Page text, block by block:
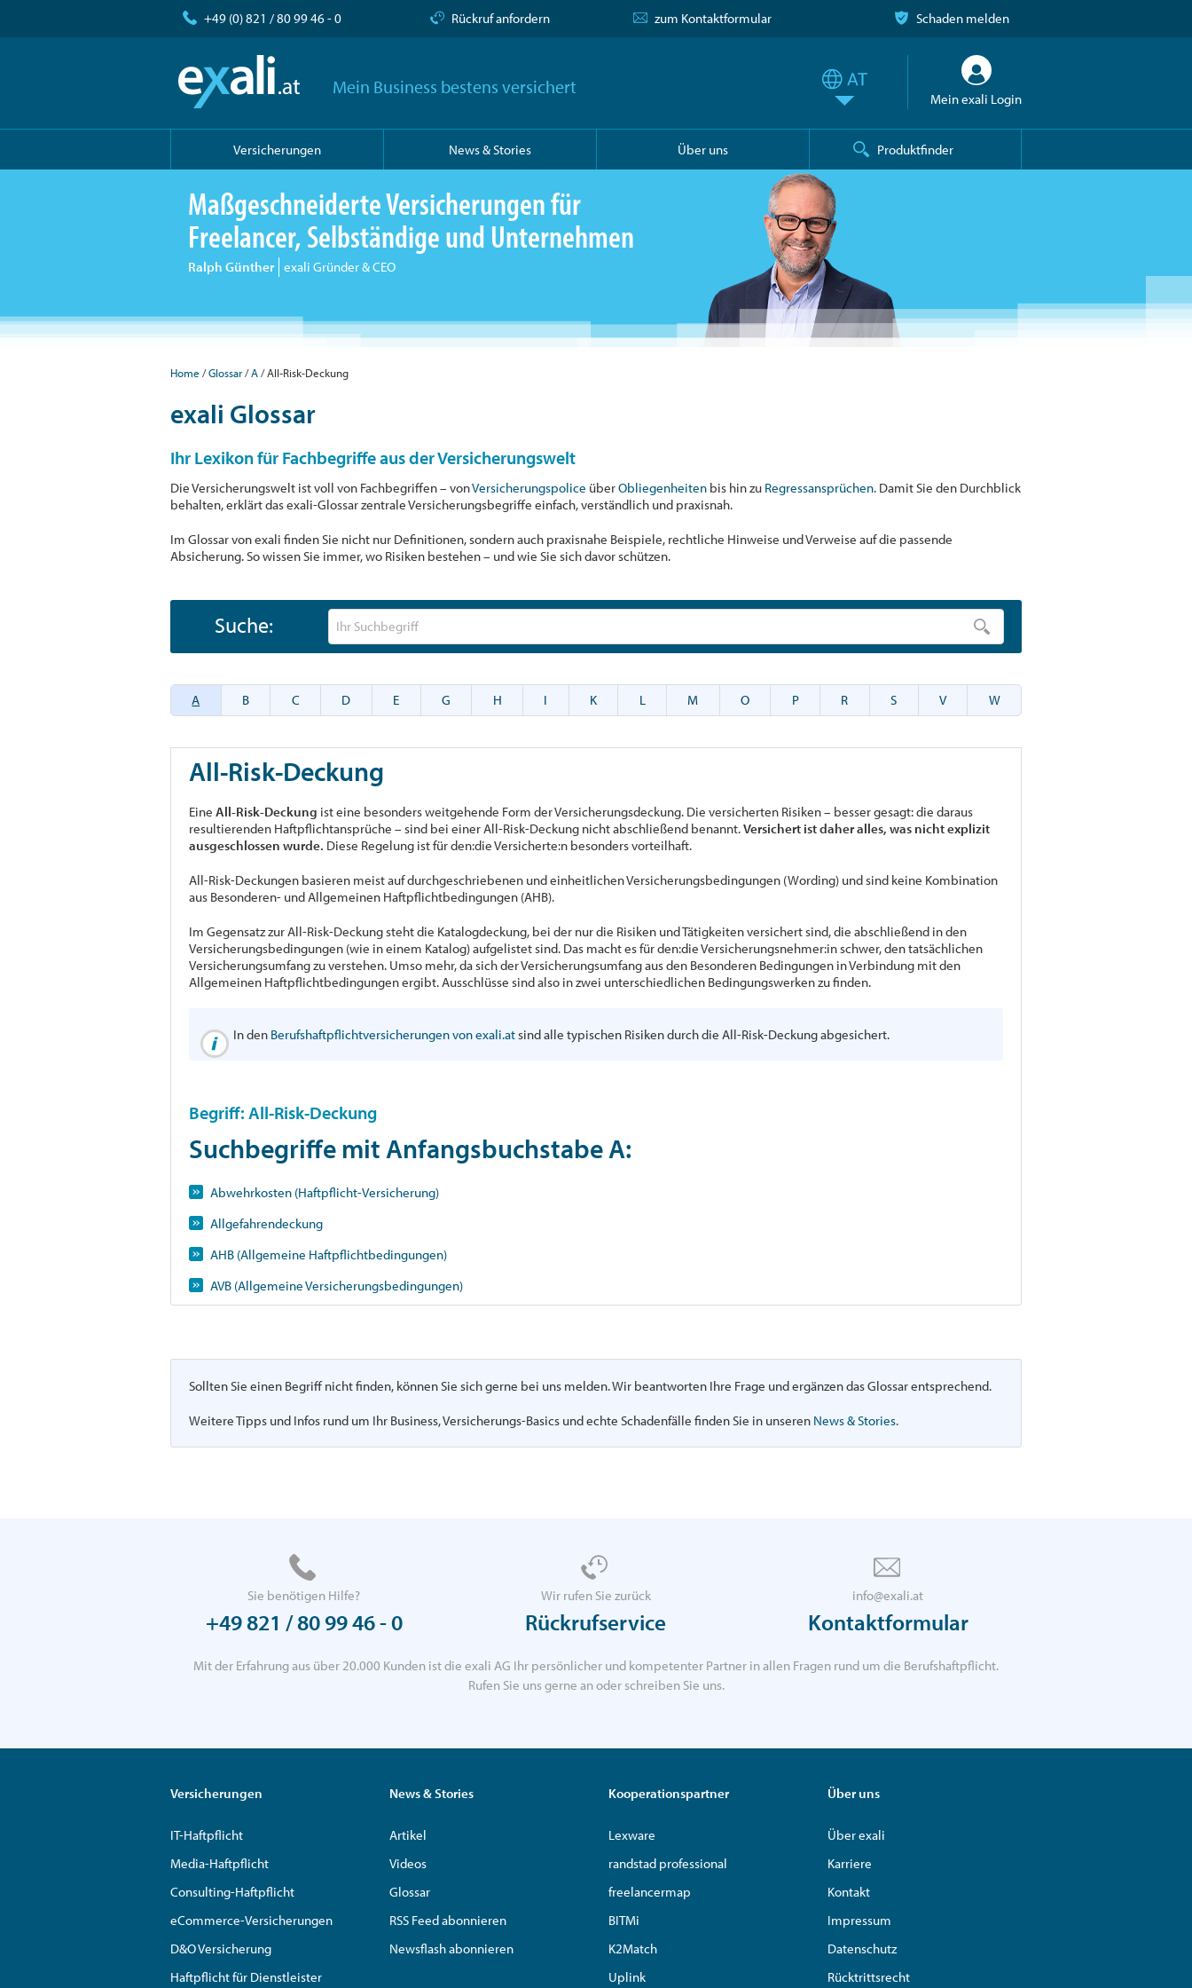
+49 (0) 821 / 80 99 46 - 0 Rückruf anfordern zum Kontaktformular Schaden melden
Mein Business bestens versichert
Mein exali Login
Versicherungen News & Stories Über uns Produktfinder
Maßgeschneiderte Versicherungen für
Freelancer, Selbständige und Unternehmen
Ralph Günther exali Gründer & CEO
Home Glossar A All-Risk-Deckung
exali Glossar
Ihr Lexikon für Fachbegriffe aus der Versicherungswelt
Die Versicherungswelt ist voll von Fachbegriffen – vonVersicherungspolice überObliegenheiten bis hin zu Regressansprüchen. Damit Sie den Durchblick
behalten, erklärt das exali-Glossar zentrale Versicherungsbegriffe einfach, verständlich und praxisnah.
Im Glossar von exali finden Sie nicht nur Definitionen, sondern auch praxisnahe Beispiele, rechtliche Hinweise und Verweise auf die passende
Absicherung. So wissen Sie immer, wo Risiken bestehen – und wie Sie sich davor schützen.
Suche:
A B C D E G H I K L M O P R S V W
All-Risk-Deckung
Eine All-Risk-Deckung ist eine besonders weitgehende Form der Versicherungsdeckung. Die versicherten Risiken – besser gesagt: die daraus
resultierenden Haftpflichtansprüche – sind bei einer All-Risk-Deckung nicht abschließend benannt.Versichert ist daher alles, was nicht explizit
ausgeschlossen wurde. Diese Regelung ist für den:die Versicherte:n besonders vorteilhaft.
All-Risk-Deckungen basieren meist auf durchgeschriebenen und einheitlichen Versicherungsbedingungen (Wording) und sind keine Kombination
aus Besonderen- und Allgemeinen Haftpflichtbedingungen (AHB).
Im Gegensatz zur All-Risk-Deckung steht die Katalogdeckung, bei der nur die Risiken und Tätigkeiten versichert sind, die abschließend in den
Versicherungsbedingungen (wie in einem Katalog) aufgelistet sind. Das macht es für den:die Versicherungsnehmer:in schwer, den tatsächlichen
Versicherungsumfang zu verstehen. Umso mehr, da sich der Versicherungsumfang aus den Besonderen Bedingungen in Verbindung mit den
Allgemeinen Haftpflichtbedingungen ergibt. Ausschlüsse sind also in zwei unterschiedlichen Bedingungswerken zu finden.
In den Berufshaftpflichtversicherungen von exali.at sind alle typischen Risiken durch die All-Risk-Deckung abgesichert.
Begriff: All-Risk-Deckung
Suchbegriffe mit AnfangsbuchstabeA:
Abwehrkosten (Haftpflicht-Versicherung)
Allgefahrendeckung
AHB (Allgemeine Haftpflichtbedingungen)
AVB (Allgemeine Versicherungsbedingungen)
Sollten Sie einen Begriff nicht finden, können Sie sich gerne bei uns melden. Wir beantworten Ihre Frage und ergänzen das Glossar entsprechend.
Weitere Tipps und Infos rund um Ihr Business, Versicherungs-Basics und echte Schadenfälle finden Sie in unseren News & Stories.
Sie benötigen Hilfe?
+49 821 / 80 99 46 - 0
Wir rufen Sie zurück
Rückrufservice
info@exali.at
Kontaktformular
Mit der Erfahrung aus über 20.000 Kunden ist die exali AG Ihr persönlicher und kompetenter Partner in allen Fragen rund um die Berufshaftpflicht.
Rufen Sie uns gerne an oder schreiben Sie uns.
Versicherungen
IT-Haftpflicht
Media-Haftpflicht
Consulting-Haftpflicht
eCommerce-Versicherungen
D&O Versicherung
Haftpflicht für Dienstleister
News & Stories
Artikel
Videos
Glossar
RSS Feed abonnieren
Newsflash abonnieren
Kooperationspartner
Lexware
randstad professional
freelancermap
BITMi
K2Match
Uplink
Über uns
Über exali
Karriere
Kontakt
Impressum
Datenschutz
Rücktrittsrecht